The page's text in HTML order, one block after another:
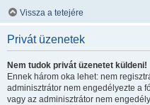
Vissza a tetejére
Privát üzenetek
Nem tudok privát üzenetet küldeni!
Ennek három oka lehet: nem
adminisztrátor nem engedélyezte a
vagy az adminisztrátor nem